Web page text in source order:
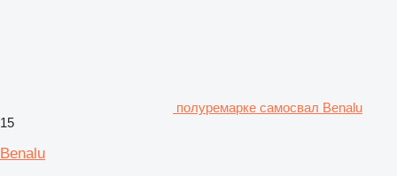
полуремарке самосвал Benalu
15
Benalu